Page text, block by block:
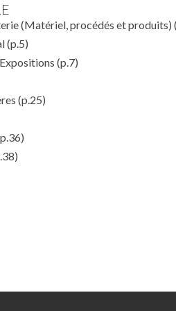
(Matériel, procédés et produits)
(p.5)
(p.7)
(p.25)